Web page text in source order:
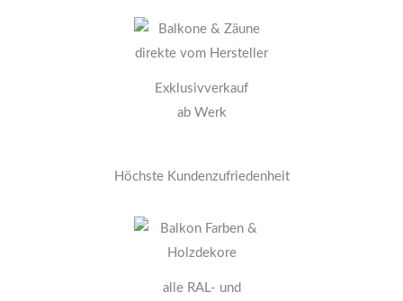
Exklusivverkauf
ab Werk
Höchste Kundenzufriedenheit
alle RAL- und